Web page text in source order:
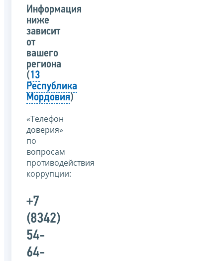
Информация
ниже
зависит
от
вашего
региона
(13
Республика
Мордовия)
«Телефон
доверия»
по
вопросам
противодействия
коррупции:
+7
(8342)
54-
64-